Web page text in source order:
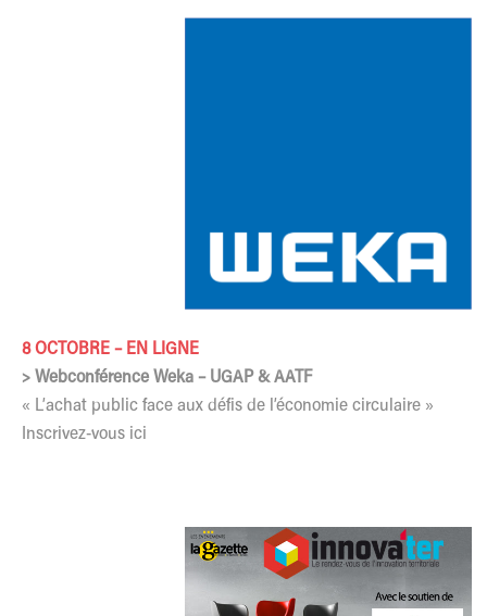
8 OCTOBRE – EN LIGNE
> Webconférence Weka – UGAP & AATF
« L’achat public face aux défis de l’économie circulaire »
Inscrivez-vous ici